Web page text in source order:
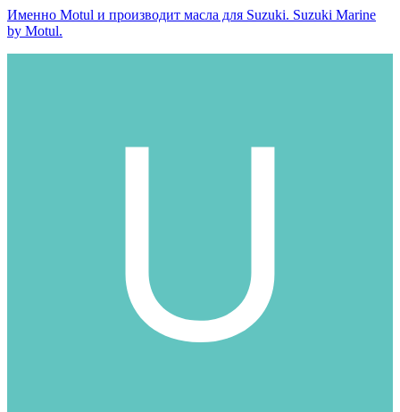
Именно Motul и производит масла для Suzuki. Suzuki Marine
by Motul.